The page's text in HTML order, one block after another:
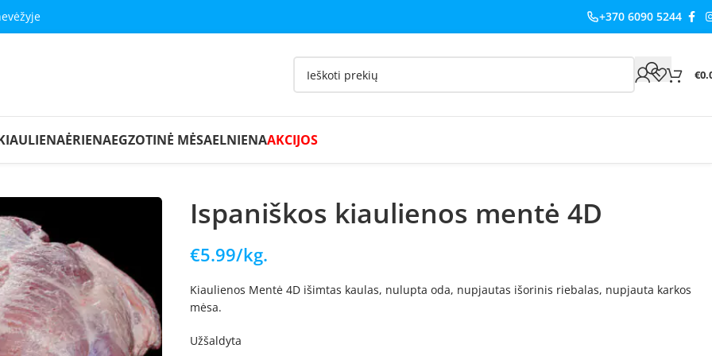
+370 6090 5244
€
ĖRIENAEGZOTINĖ MĖSAELNIENAAKCIJOS
Ispaniškos kiaulienos mentė 4D
€5.99/kg.
Kiaulienos Mentė 4D išimtas kaulas, nulupta oda, nupjautas išorinis riebalas, nupjauta karkos
mėsa.
Užšaldyta